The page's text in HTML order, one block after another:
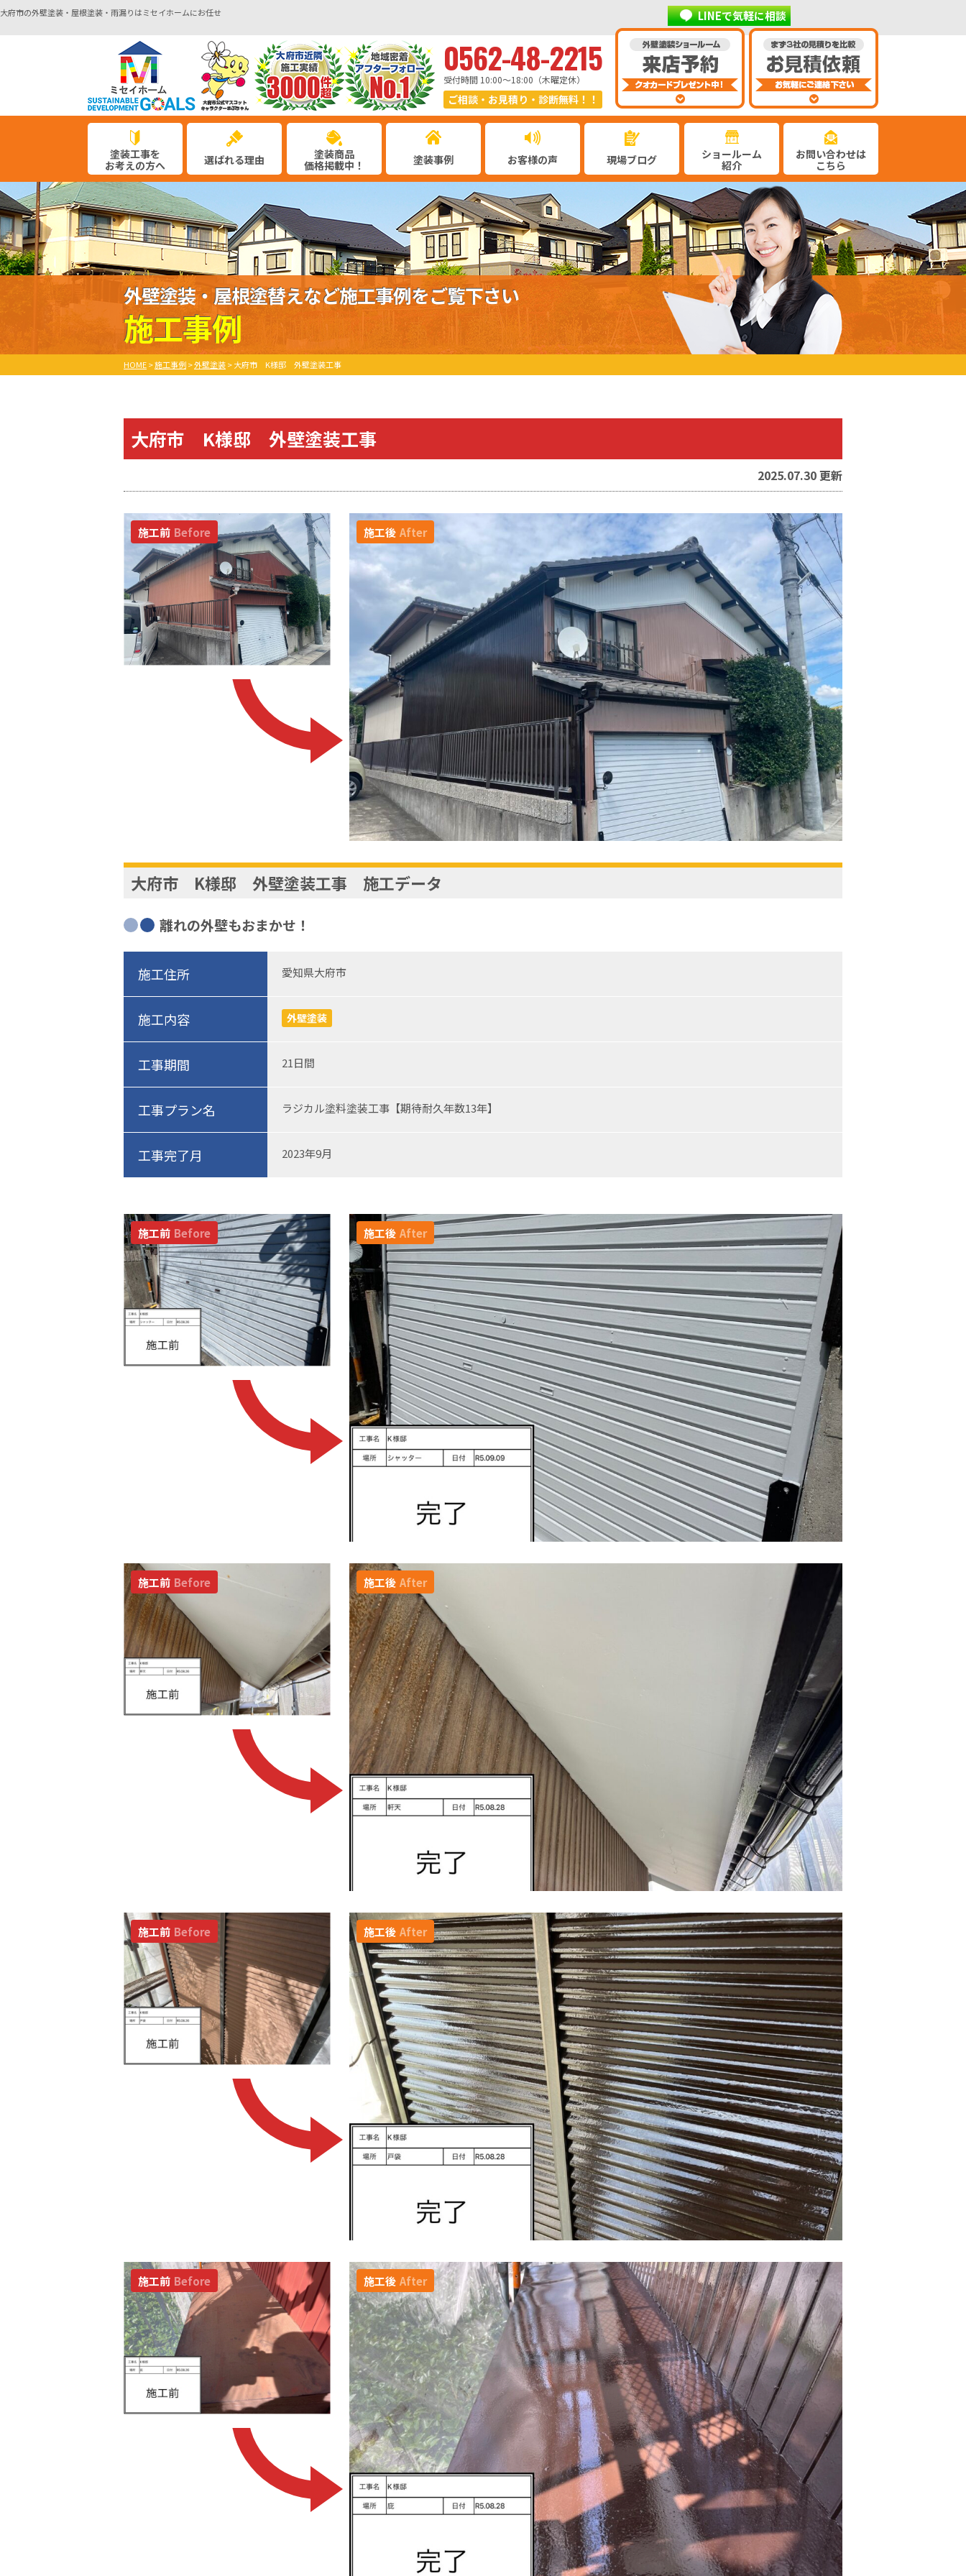
大府市の外壁塗装・屋根塗装・雨漏りはミセイホームにお任せ LINEで気軽に相談
0562-48-2215
受付時間 10:00〜18:00（木曜定休）
ご相談・お見積り・診断無料！！
塗装工事を
お考えの方へ
選ばれる理由
塗装商品
価格掲載中！
塗装事例 お客様の声 現場ブログ
ショールーム
紹介
お問い合わせは
こちら
外壁塗装・屋根塗替えなど施工事例をご覧下さい
施工事例
HOME>施工事例>外壁塗装>大府市 K様邸 外壁塗装工事
大府市 K様邸 外壁塗装工事
2025.07.30 更新
施工前 Before 施工後 After
大府市 K様邸 外壁塗装工事 施工データ
離れの外壁もおまかせ！
施工住所 愛知県大府市
施工内容 外壁塗装
工事期間 21日間
工事プラン名 ラジカル塗料塗装工事【期待耐久年数13年】
工事完了月 2023年9月
施工前 Before 施工後 After
施工前 Before 施工後 After
施工前 Before 施工後 After
施工前 Before 施工後 After